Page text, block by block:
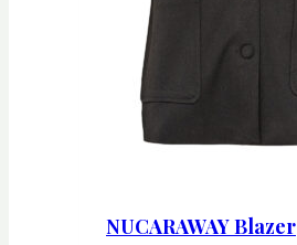
NUCARAWAY Blazer